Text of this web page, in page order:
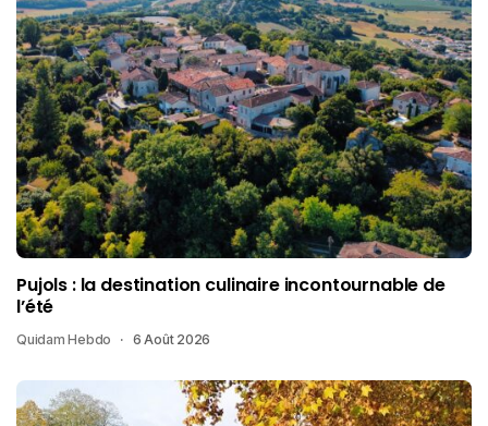
Pujols : la destination culinaire incontournable de
l’été
Quidam Hebdo 6 Août 2026